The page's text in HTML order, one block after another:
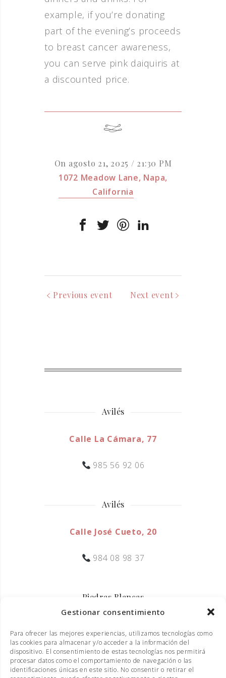
Gestionar consentimiento
Para ofrecer las mejores experiencias, utilizamos tecnologías como
las cookies para almacenar y/o acceder a la información del
dispositivo. El consentimiento de estas tecnologías nos permitirá
procesar datos como el comportamiento de navegación o las
identificaciones únicas en este sitio. No consentir o retirar el
example, if you’re donating
part of the evening’s proceeds
to breast cancer awareness,
you can serve pink daiquiris at
a discounted price.
On agosto 21, 2025 / 21:30 PM
1072 Meadow Lane, Napa,
California
Previous event Next event
Avilés
Calle La Cámara, 77
985 56 92 06
Avilés
Calle José Cueto, 20
984 08 98 37
Piedras Blancas
985 50 73 27